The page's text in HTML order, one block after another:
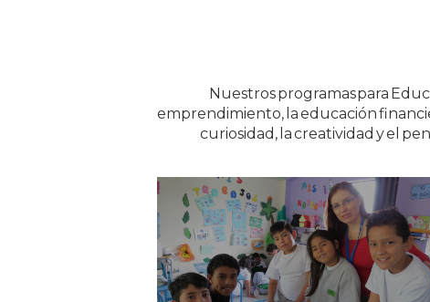
Nuestros programas para
emprendimiento, la educación
curiosidad, la creatividad y el